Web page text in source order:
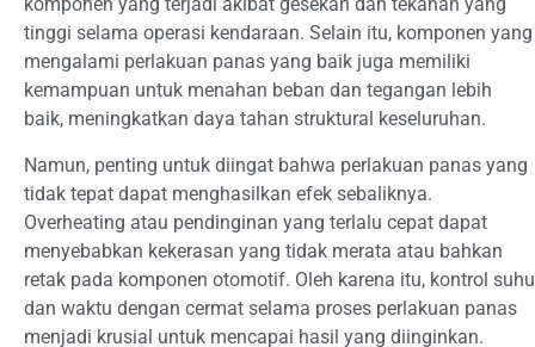
komponen yang terjadi akibat gesekan dan tekanan yang
tinggi selama operasi kendaraan. Selain itu, komponen yang
mengalami perlakuan panas yang baik juga memiliki
kemampuan untuk menahan beban dan tegangan lebih
baik, meningkatkan daya tahan struktural keseluruhan.
Namun, penting untuk diingat bahwa perlakuan panas yang
tidak tepat dapat menghasilkan efek sebaliknya.
Overheating atau pendinginan yang terlalu cepat dapat
menyebabkan kekerasan yang tidak merata atau bahkan
retak pada komponen otomotif. Oleh karena itu, kontrol suhu
dan waktu dengan cermat selama proses perlakuan panas
menjadi krusial untuk mencapai hasil yang diinginkan.